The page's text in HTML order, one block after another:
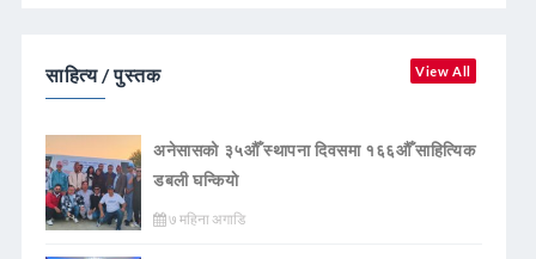
साहित्य / पुस्तक View All
अनेसासको ३५औँ स्थापना दिवसमा १६६औँ साहित्यिक
डबली घन्कियाे
७ महिना अगाडि